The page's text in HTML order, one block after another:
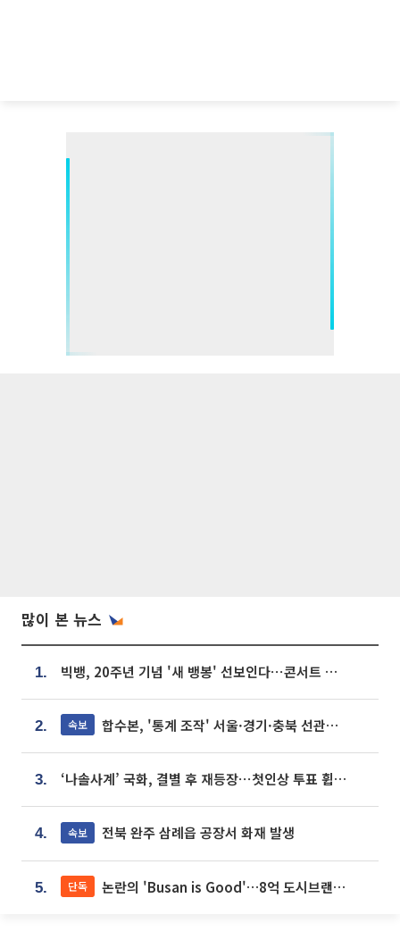
많이 본 뉴스
1. 빅뱅, 20주년 기념 '새 뱅봉' 선보인다⋯콘서트 앞두고 팝업 개최
2. 속보 합수본, '통계 조작' 서울·경기·충북 선관위 등 추가 압수수색
3. ‘나솔사계’ 국화, 결별 후 재등장⋯첫인상 투표 휩쓸고 ‘인기녀’ 등극
4. 속보 전북 완주 삼례읍 공장서 화재 발생
5. 단독 논란의 'Busan is Good'…8억 도시브랜드, 용산 대통령실 CI 업체가 수행